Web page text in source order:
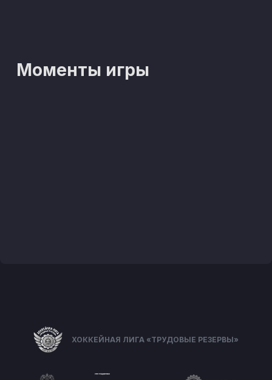
Моменты игры
ХОККЕЙНАЯ ЛИГА «ТРУДОВЫЕ РЕЗЕРВЫ»